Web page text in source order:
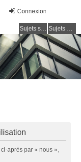
Connexion
Sujets sans réponse Sujets actifs
après par « nous »,